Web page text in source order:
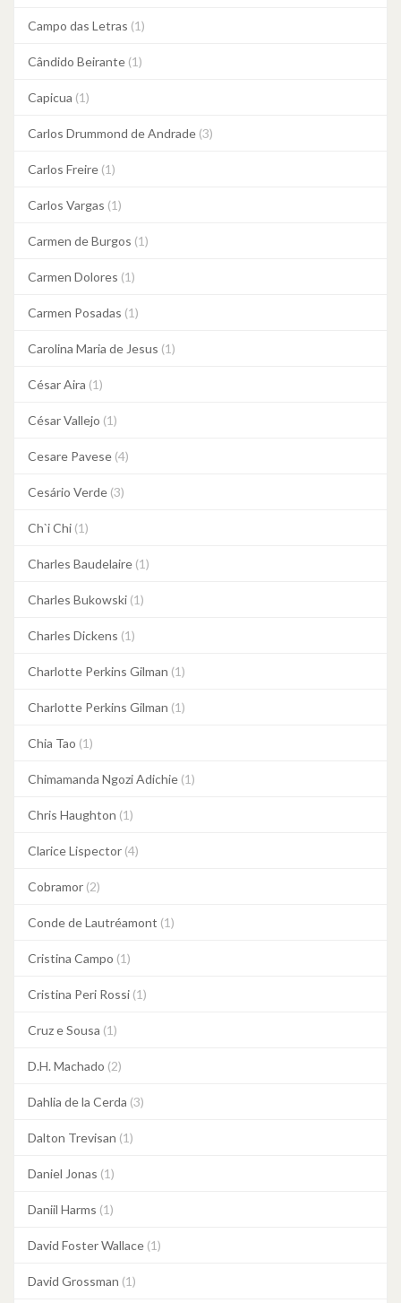
Campo das Letras (1)
Cândido Beirante (1)
Capicua (1)
Carlos Drummond de Andrade (3)
Carlos Freire (1)
Carlos Vargas (1)
Carmen de Burgos (1)
Carmen Dolores (1)
Carmen Posadas (1)
Carolina Maria de Jesus (1)
César Aira (1)
César Vallejo (1)
Cesare Pavese (4)
Cesário Verde (3)
Ch`i Chi (1)
Charles Baudelaire (1)
Charles Bukowski (1)
Charles Dickens (1)
Charlotte Perkins Gilman (1)
Charlotte Perkins Gilman (1)
Chia Tao (1)
Chimamanda Ngozi Adichie (1)
Chris Haughton (1)
Clarice Lispector (4)
Cobramor (2)
Conde de Lautréamont (1)
Cristina Campo (1)
Cristina Peri Rossi (1)
Cruz e Sousa (1)
D.H. Machado (2)
Dahlia de la Cerda (3)
Dalton Trevisan (1)
Daniel Jonas (1)
Daniil Harms (1)
David Foster Wallace (1)
David Grossman (1)